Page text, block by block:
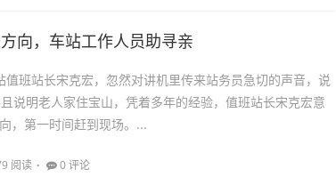
向，车站工作人员助寻亲
班站长宋克宏，忽然对讲机里传来站务员急切的声音，说
说明老人家住宝山，凭着多年的经验，值班站长宋克宏意
，第一时间赶到现场。...
阅读 0 评论